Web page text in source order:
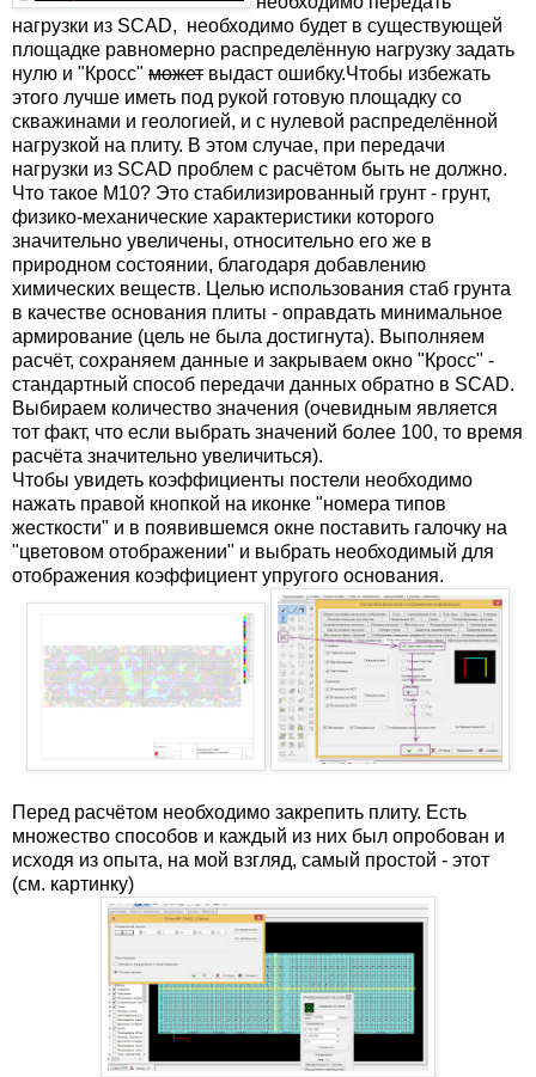
нагрузки из SCAD, необходимо будет в существующей
площадке равномерно распределённую нагрузку задать
нулю и "Кросс" может выдаст ошибку.Чтобы избежать
этого лучше иметь под рукой готовую площадку со
скважинами и геологией, и с нулевой распределённой
нагрузкой на плиту. В этом случае, при передачи
нагрузки из SCAD проблем с расчётом быть не должно.
Что такое М10? Это стабилизированный грунт - грунт,
физико-механические характеристики которого
значительно увеличены, относительно его же в
природном состоянии, благодаря добавлению
химических веществ. Целью использования стаб грунта
в качестве основания плиты - оправдать минимальное
армирование (цель не была достигнута). Выполняем
расчёт, сохраняем данные и закрываем окно "Кросс" -
стандартный способ передачи данных обратно в SCAD.
Выбираем количество значения (очевидным является
тот факт, что если выбрать значений более 100, то время
расчёта значительно увеличиться).
Чтобы увидеть коэффициенты постели необходимо
нажать правой кнопкой на иконке "номера типов
жесткости" и в появившемся окне поставить галочку на
"цветовом отображении" и выбрать необходимый для
отображения коэффициент упругого основания.
Перед расчётом необходимо закрепить плиту. Есть
множество способов и каждый из них был опробован и
исходя из опыта, на мой взгляд, самый простой - этот
(см. картинку)